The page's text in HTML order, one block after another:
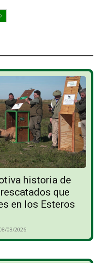
historia de
que
en los Esteros
08/2026